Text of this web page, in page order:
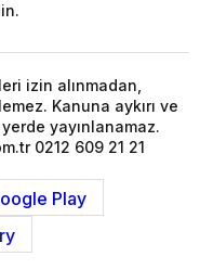
?
Dekorasyon
Projeler
Galerisi
Koşulları
YAP
izin alınmadan,
Kanuna aykırı ve
yayınlanamaz.
0212 609 21 21